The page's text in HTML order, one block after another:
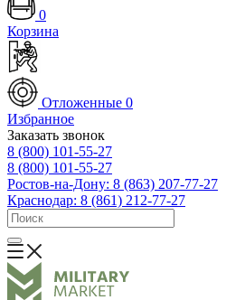
0
Корзина
Отложенные 0
Избранное
Заказать звонок
8 (800) 101-55-27
8 (800) 101-55-27
Ростов-на-Дону: 8 (863) 207-77-27
Краснодар: 8 (861) 212-77-27